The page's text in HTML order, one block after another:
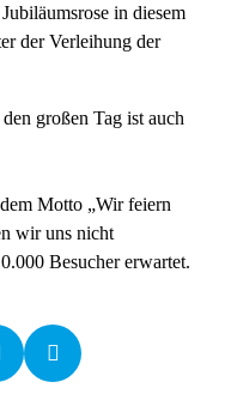
in diesem
der Verleihung der
großen Tag ist auch
Motto „Wir feiern
wir uns nicht
Besucher erwartet.